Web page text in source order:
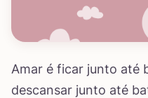
Amar é ficar junto até
descansar junto até